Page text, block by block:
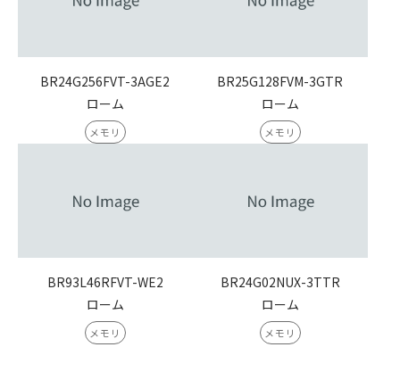
BR24G256FVT-3AGE2
ローム
メモリ
BR25G128FVM-3GTR
ローム
メモリ
BR93L46RFVT-WE2
ローム
メモリ
BR24G02NUX-3TTR
ローム
メモリ